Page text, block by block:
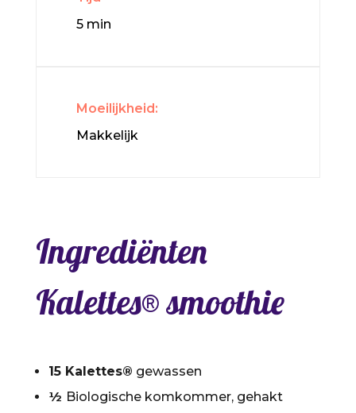
5 min
Moeilijkheid:
Makkelijk
Ingrediënten
Kalettes® smoothie
15 Kalettes® gewassen
½ Biologische komkommer,gehakt